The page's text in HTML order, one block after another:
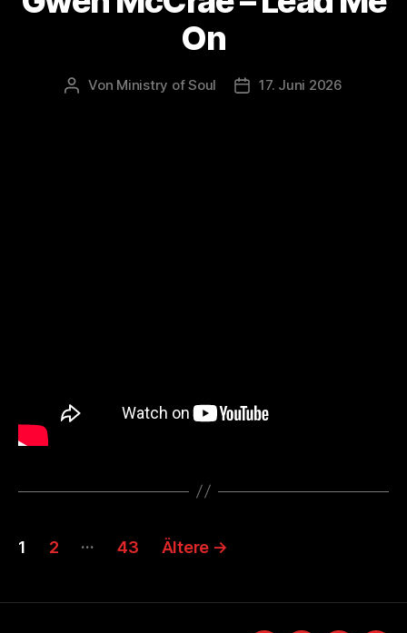
On
Beitragsautor
Von Ministry of Soul Veröffentlichungsdatum
17. Juni 2026
Seitennummerierung
Beiträge
1 2 … 43 Ältere →